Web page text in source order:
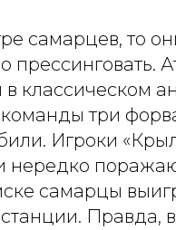
самарцев, то
классическом
три
Игроки
самарцы
Правда,